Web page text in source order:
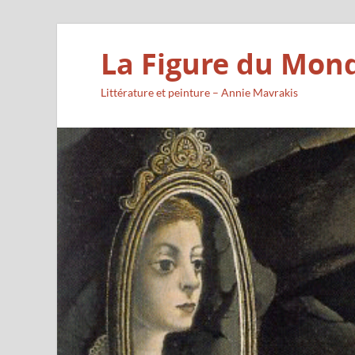
La Figure du
Littérature et peinture – Annie Mavrakis